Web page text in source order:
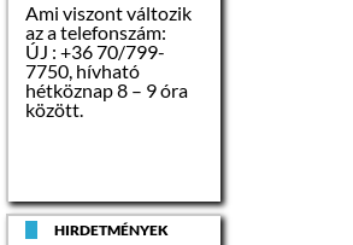
Ami viszont változik
az a telefonszám:
ÚJ : +36 70/799-
7750, hívható
hétköznap 8 – 9 óra
között.
HIRDETMÉNYEK